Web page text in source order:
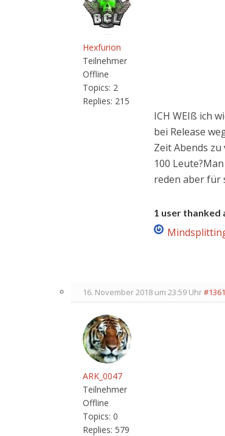
Hexfurion
Teilnehmer
Offline
Topics: 2
Replies: 215
ICH WEIß ich
bei Release
Zeit Abends
100
reden aber für
1 user
16. November 2018 um 23:59 Uhr
ARK_0047
Teilnehmer
Offline
Topics: 0
Replies: 579